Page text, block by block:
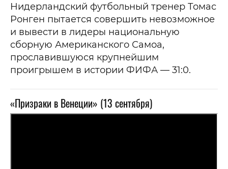
Нидерландский футбольный тренер Томас
Ронген пытается совершить невозможное
и вывести в лидеры национальную
сборную Американского Самоа,
прославившуюся крупнейшим
проигрышем в истории ФИФА — 31:0.
«Призраки в Венеции» (13 сентября)